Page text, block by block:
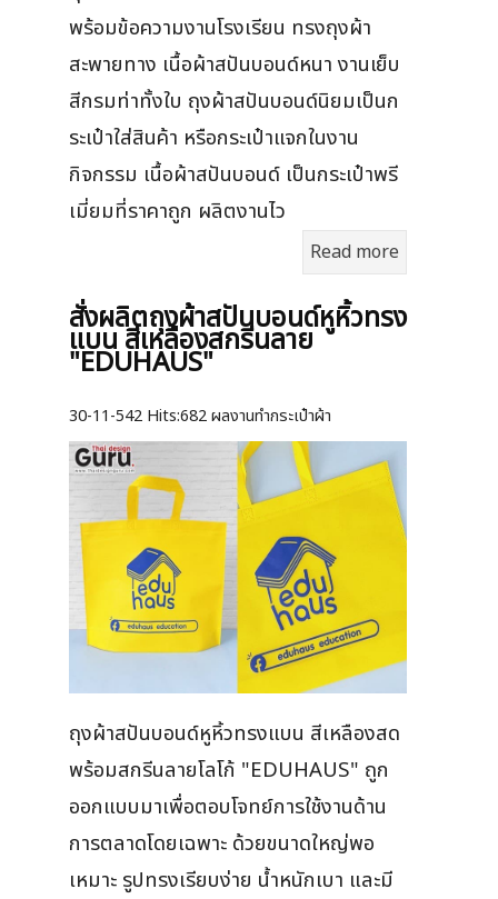
พร้อมข้อความงานโรงเรียน ทรงถุงผ้า
สะพายทาง เนื้อผ้าสปันบอนด์หนา งานเย็บ
สีกรมท่าทั้งใบ ถุงผ้าสปันบอนด์นิยมเป็นก
ระเป๋าใส่สินค้า หรือกระเป๋าแจกในงาน
กิจกรรม เนื้อผ้าสปันบอนด์ เป็นกระเป๋าพรี
เมี่ยมที่ราคาถูก ผลิตงานไว
Read more
สั่งผลิตถุงผ้าสปันบอนด์หูหิ้วทรง
แบน สีเหลืองสกรีนลาย
"EDUHAUS"
30-11-542 Hits:682 ผลงานทำกระเป๋าผ้า
ถุงผ้าสปันบอนด์หูหิ้วทรงแบน สีเหลืองสด
พร้อมสกรีนลายโลโก้ "EDUHAUS" ถูก
ออกแบบมาเพื่อตอบโจทย์การใช้งานด้าน
การตลาดโดยเฉพาะ ด้วยขนาดใหญ่พอ
เหมาะ รูปทรงเรียบง่าย น้ำหนักเบา และมี